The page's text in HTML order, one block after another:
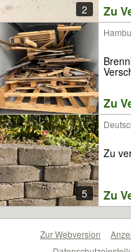
2 Zu
Zu
5 Zu
Zur Webversion